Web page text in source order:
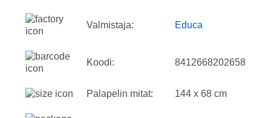
Valmistaja: Educa
Koodi: 8412668202658
Palapelin mitat: 144 x 68 cm